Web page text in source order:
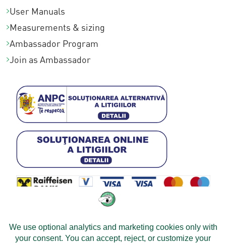
User Manuals
Measurements & sizing
Ambassador Program
Join as Ambassador